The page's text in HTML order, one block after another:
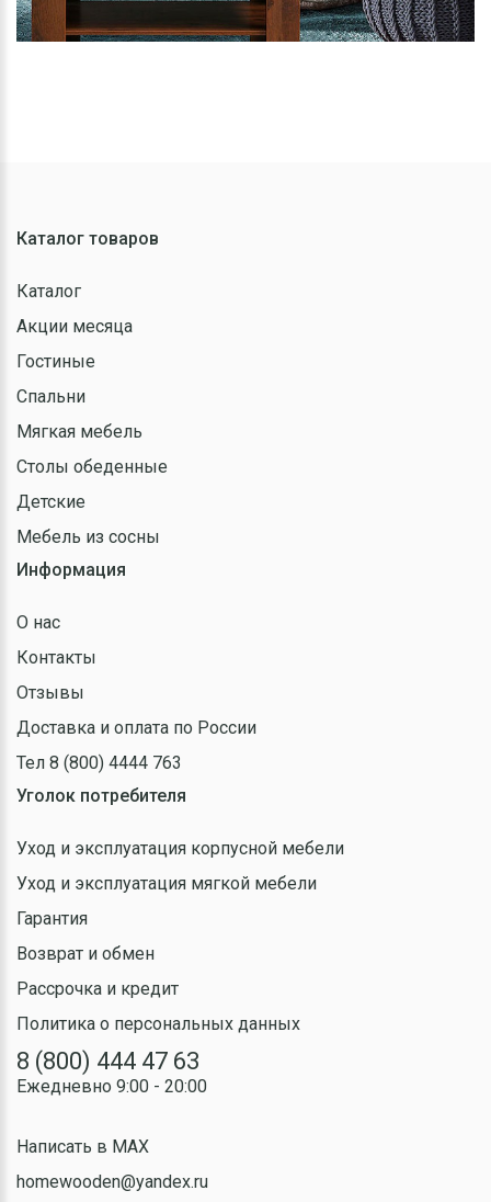
Каталог товаров
Каталог
Акции месяца
Гостиные
Спальни
Мягкая мебель
Столы обеденные
Детские
Мебель из сосны
Информация
О нас
Контакты
Отзывы
Доставка и оплата по России
Тел 8 (800) 4444 763
Уголок потребителя
Уход и эксплуатация корпусной мебели
Уход и эксплуатация мягкой мебели
Гарантия
Возврат и обмен
Рассрочка и кредит
Политика о персональных данных
8 (800) 444 47 63
Ежедневно 9:00 - 20:00
Написать в MAX
homewooden@yandex.ru